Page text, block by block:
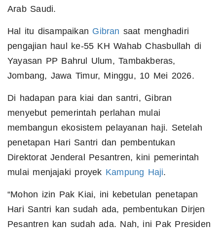
Arab Saudi.
Hal itu disampaikan Gibran saat menghadiri
pengajian haul ke-55 KH Wahab Chasbullah di
Yayasan PP Bahrul Ulum, Tambakberas,
Jombang, Jawa Timur, Minggu, 10 Mei 2026.
Di hadapan para kiai dan santri, Gibran
menyebut pemerintah perlahan mulai
membangun ekosistem pelayanan haji. Setelah
penetapan Hari Santri dan pembentukan
Direktorat Jenderal Pesantren, kini pemerintah
mulai menjajaki proyek Kampung Haji.
“Mohon izin Pak Kiai, ini kebetulan penetapan
Hari Santri kan sudah ada, pembentukan Dirjen
Pesantren kan sudah ada. Nah, ini Pak Presiden